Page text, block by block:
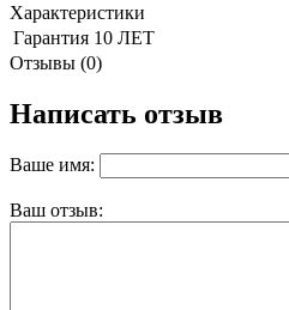
Характеристики
Гарантия 10 ЛЕТ
Отзывы (0)
Написать отзыв
Ваше имя:
Ваш отзыв: